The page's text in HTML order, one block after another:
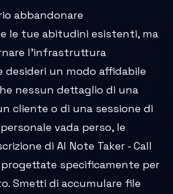
abbandonare
le tue abitudini esistenti, ma
l'infrastruttura
desideri un modo affidabile
nessun dettaglio di una
cliente o di una sessione di
vada perso, le
di AI Note Taker - Call
progettate specificamente per
Smetti di accumulare file